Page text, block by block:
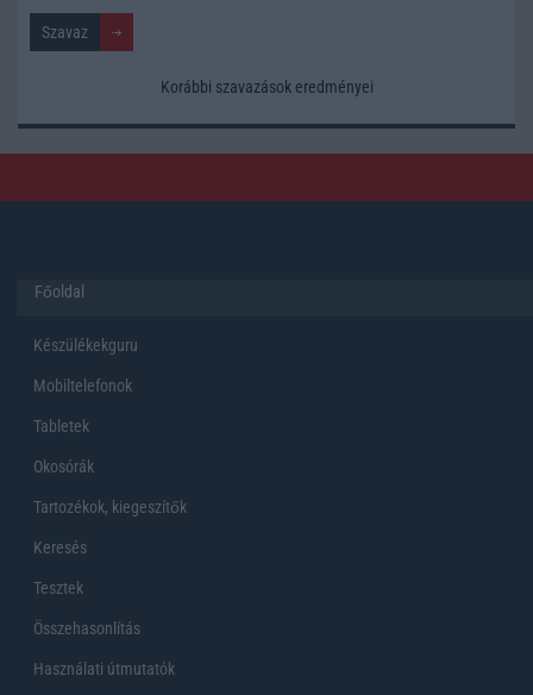
Korábbi szavazások eredményei
Főoldal
Készülékekguru
Mobiltelefonok
Tabletek
Okosórák
Tartozékok, kiegeszítők
Keresés
Tesztek
Összehasonlítás
Használati útmutatók